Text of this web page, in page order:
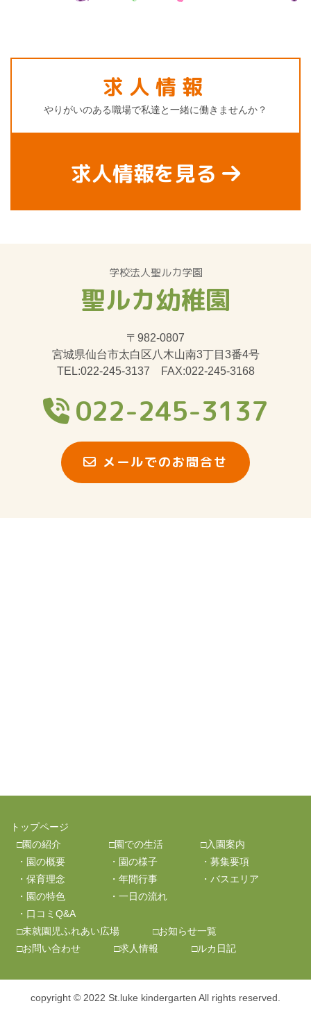
求人情報
やりがいのある職場で私達と一緒に働きませんか？
求人情報を見る
学校法人聖ルカ学園
聖ルカ幼稚園
〒982-0807
宮城県仙台市太白区八木山南3丁目3番4号
TEL:022-245-3137 FAX:022-245-3168
022-245-3137
メールでのお問合せ
トップページ
□園の紹介
・園の概要
・保育理念
・園の特色
・口コミQ&A
□園での生活
・園の様子
・年間行事
・一日の流れ
□入園案内
・募集要項
・バスエリア
□未就園児ふれあい広場
□お知らせ一覧
□お問い合わせ
□求人情報 □ルカ日記
copyright © 2022 St.luke kindergarten All rights reserved.